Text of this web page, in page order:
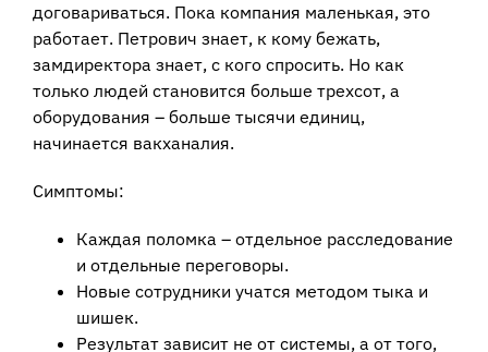
договариваться. Пока компания маленькая, это
работает. Петрович знает, к кому бежать,
замдиректора знает, с кого спросить. Но как
только людей становится больше трехсот, а
оборудования – больше тысячи единиц,
начинается вакханалия.
Симптомы:
Каждая поломка – отдельное расследование
и отдельные переговоры.
Новые сотрудники учатся методом тыка и
шишек.
Результат зависит не от системы, а от того,